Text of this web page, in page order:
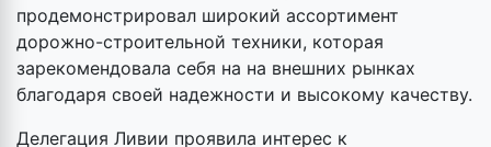
продемонстрировал широкий ассортимент
дорожно-строительной техники, которая
зарекомендовала себя на на внешних рынках
благодаря своей надежности и высокому качеству.
Делегация Ливии проявила интерес к